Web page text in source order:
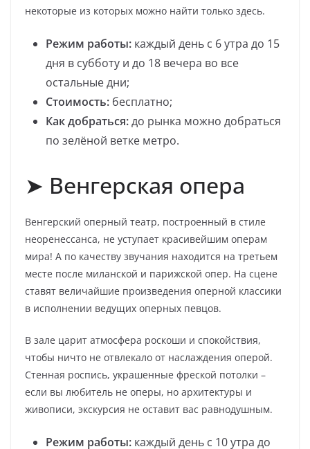
некоторые из которых можно найти только здесь.
Режим работы: каждый день с 6 утра до 15
дня в субботу и до 18 вечера во все
остальные дни;
Стоимость: бесплатно;
Как добраться:до рынка можно добраться
по зелёной ветке метро.
➤ Венгерская опера
Венгерский оперный театр, построенный в стиле
неоренессанса, не уступает красивейшим операм
мира! А по качеству звучания находится на третьем
месте после миланской и парижской опер. На сцене
ставят величайшие произведения оперной классики
в исполнении ведущих оперных певцов.
В зале царит атмосфера роскоши и спокойствия,
чтобы ничто не отвлекало от наслаждения оперой.
Стенная роспись, украшенные фреской потолки –
если вы любитель не оперы, но архитектуры и
живописи, экскурсия не оставит вас равнодушным.
Режим работы: каждый день с 10 утра до